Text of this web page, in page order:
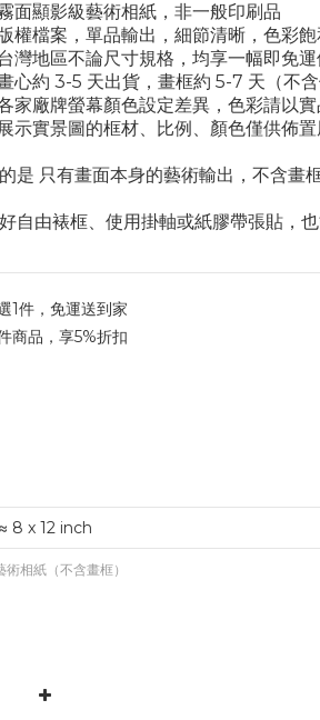
面顯影級藝術相紙，非一般印刷品
權檔案，單品輸出，細節清晰，色彩飽
灣地區不論尺寸規格，均享一幅即免
心約 3-5 天出貨，畫框約 5-7 天（不含
家廠牌螢幕顏色設定差異，色彩請以
示實景圖的框材、比例、顏色僅供佈
是 只有畫面本身的藝術輸出，不含畫
自由裱框、使用掛軸或紙膠帶張貼，
1件，免運送到家
商品，享5%折扣
相紙（不含畫框）